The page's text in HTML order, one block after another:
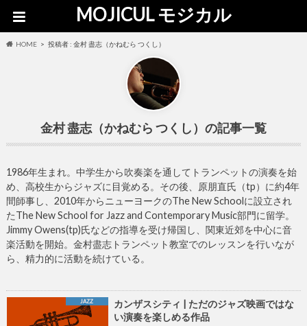
MOJICUL モジカル
HOME 投稿者 : 金村 盡志（かねむら つくし）
金村 盡志（かねむら つくし）
1986年生まれ。中学生から吹奏楽を通してトランペットの演奏を始
め、高校生からジャズに目覚める。その後、原朋直氏（tp）に約4年
間師事し、2010年からニューヨークのThe New Schoolに設立され
たThe New School for Jazz and Contemporary Music部門に留学。
Jimmy Owens(tp)氏などの指導を受け帰国し、関東近郊を中心に音
楽活動を開始。金村盡志トランペット教室でのレッスンを行いなが
ら、精力的に活動を続けている。
JAZZ
カンザスシティ | ただのジャズ映画ではな
い演奏を楽しめる作品